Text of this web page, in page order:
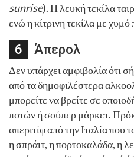
sunrise). Η λευκή τεκίλα
ενώ η κίτρινη τεκίλα με χυμό
Άπερολ
Δεν υπάρχει αμφιβολία ότι
από τα δημοφιλέστερα
μπορείτε να βρείτε σε
ποτών ή σούπερ μάρκετ.
απεριτίφ από την Ιταλία που
η σπράιτ, η πορτοκαλάδα, η